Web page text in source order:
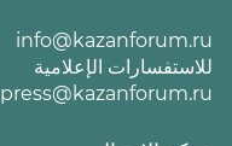
info@kazanforum.ru
للاستفسارات الإعلامية
press@kazanforum.ru